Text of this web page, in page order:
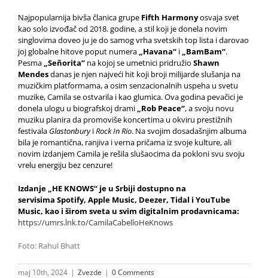
Najpopularnija bivša članica grupe Fifth Harmonyosvaja svet
kao solo izvođač od 2018. godine, a stil koji je donela novim
singlovima doveo ju je do samog vrha svetskih top lista i darovao
joj globalne hitove poput numera „Havana“ i „BamBam“.
Pesma „Señorita“ na kojoj se umetnici pridružio Shawn
Mendesdanas je njen najveći hit koji broji milijarde slušanja na
muzičkim platformama, a osim senzacionalnih uspeha u svetu
muzike, Camila se ostvarila i kao glumica. Ova godina pevačici je
donela ulogu u biografskoj drami „Rob Peace“, a svoju novu
muziku planira da promoviše koncertima u okviru prestižnih
festivala GlastonburyiRock In Rio. Na svojim dosadašnjim albuma
bila je romantična, ranjiva i verna pričama iz svoje kulture, ali
novim izdanjem Camila je rešila slušaocima da pokloni svu svoju
vrelu energiju bez cenzure!
Izdanje „HE KNOWS“ je u Srbiji dostupno na
servisima Spotify, Apple Music, Deezer, Tidal i YouTube
Music, kao i širom sveta u svim digitalnim prodavnicama:
https://umrs.lnk.to/CamilaCabelloHeKnows
Foto: Rahul Bhatt
maj 10th, 2024 | Zvezde | 0 Comments